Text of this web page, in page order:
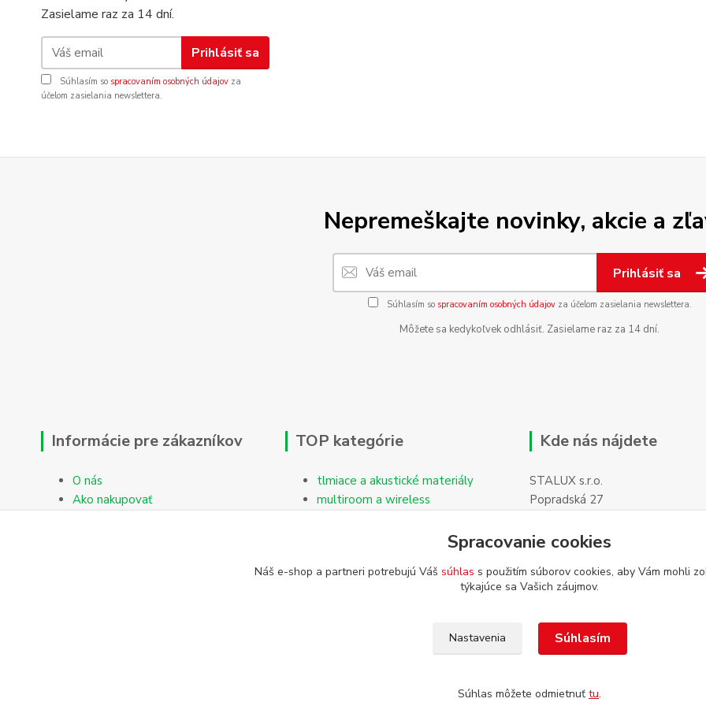
Zasielame raz za 14 dní.
Prihlásiť sa
Súhlasím so spracovaním osobných údajov za
účelom zasielania newslettera.
Nepremeškajte novinky, akcie a
Prihlásiť sa
Súhlasím so spracovaním osobných údajovza účelom zasielania newslettera.
Môžete sa kedykoľvek odhlásiť. Zasielame raz za 14 dní.
Informácie pre zákazníkov
O nás
Ako nakupovať
TOP kategórie
tlmiace a akustické materiály
multiroom a wireless
Kde nás nájdete
STALUX s.r.o.
Popradská 27
Spracovanie cookies
Náš e-shop a partneri potrebujú Váš súhlas s použitím súborov cookies, aby Vám mohli
týkajúce sa Vašich záujmov.
Nastavenia Súhlasím
Súhlas môžete odmietnuť tu.